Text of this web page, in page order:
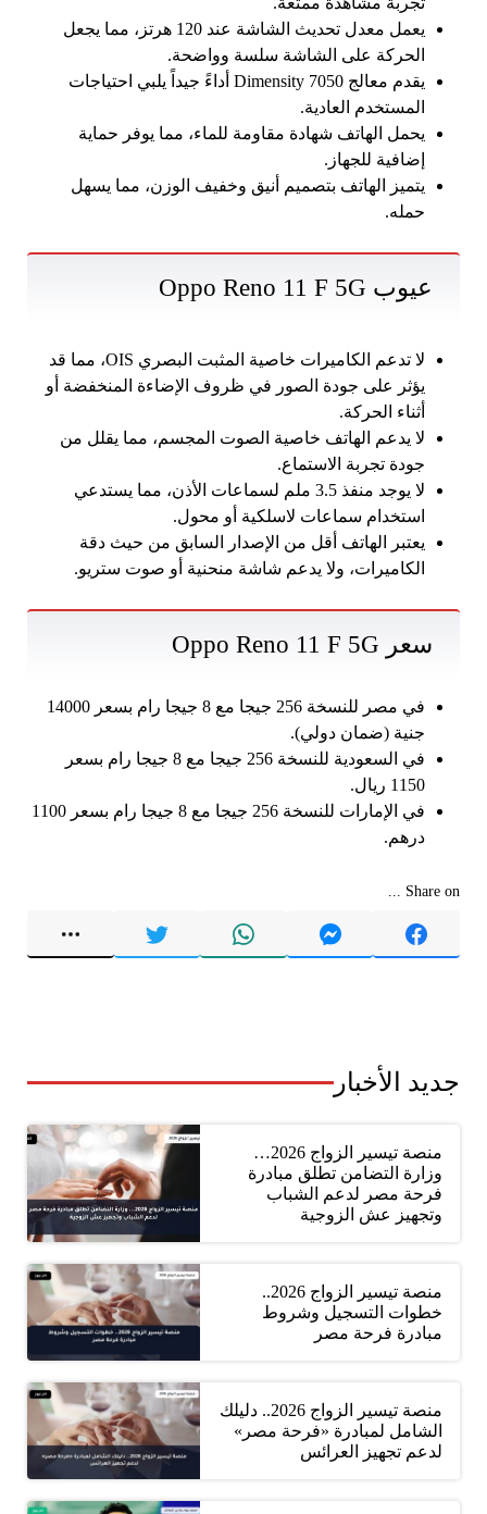
يعمل معدل تحديث الشاشة عند 120 هرتز، مما يجعل
الحركة على الشاشة سلسة وواضحة.
يقدم معالج Dimensity 7050 أداءً جيداً يلبي احتياجات
المستخدم العادية.
يحمل الهاتف شهادة مقاومة للماء، مما يوفر حماية
إضافية للجهاز.
يتميز الهاتف بتصميم أنيق وخفيف الوزن، مما يسهل
حمله.
عيوب Oppo Reno 11 F 5G
لا تدعم الكاميرات خاصية المثبت البصري OIS، مما قد
يؤثر على جودة الصور في ظروف الإضاءة المنخفضة أو
أثناء الحركة.
لا يدعم الهاتف خاصية الصوت المجسم، مما يقلل من
جودة تجربة الاستماع.
لا يوجد منفذ 3.5 ملم لسماعات الأذن، مما يستدعي
استخدام سماعات لاسلكية أو محول.
يعتبر الهاتف أقل من الإصدار السابق من حيث دقة
الكاميرات، ولا يدعم شاشة منحنية أو صوت ستريو.
سعر Oppo Reno 11 F 5G
في مصر للنسخة 256 جيجا مع 8 جيجا رام بسعر 14000
جنية (ضمان دولي).
في السعودية للنسخة 256 جيجا مع 8 جيجا رام بسعر
1150 ريال.
في الإمارات للنسخة 256 جيجا مع 8 جيجا رام بسعر 1100
درهم.
Share on ...
جديد الأخبار
منصة تيسير الزواج 2026…
وزارة التضامن تطلق مبادرة
فرحة مصر لدعم الشباب
وتجهيز عش الزوجية
منصة تيسير الزواج 2026..
خطوات التسجيل وشروط
مبادرة فرحة مصر
منصة تيسير الزواج 2026.. دليلك
الشامل لمبادرة «فرحة مصر»
لدعم تجهيز العرائس